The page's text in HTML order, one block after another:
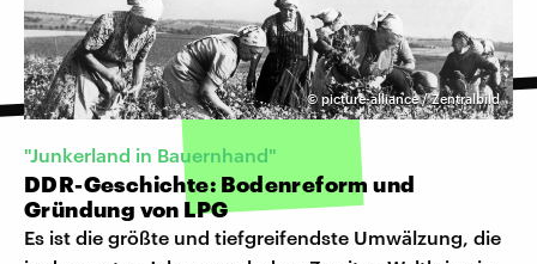
©picture-alliance / Zentralbild
"Junkerland in Bauernhand"
DDR-Geschichte: Bodenreform und
Gründung von LPG
Es ist die größte und tiefgreifendste Umwälzung, die